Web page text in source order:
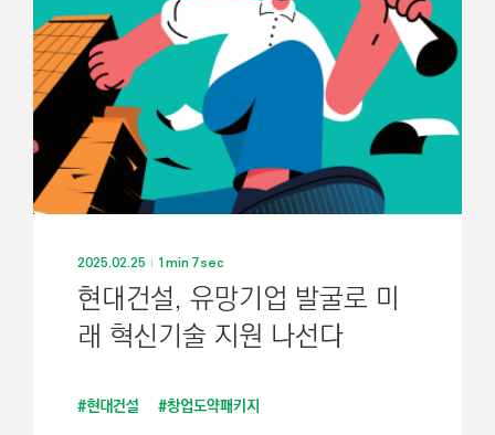
2025.02.25 1min 7sec
현대건설, 유망기업 발굴로 미
래 혁신기술 지원 나선다
#현대건설 #창업도약패키지